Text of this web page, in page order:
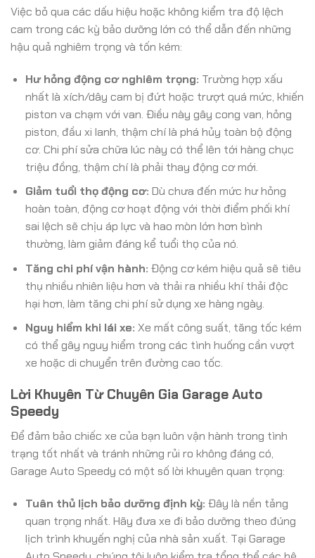
Việc bỏ qua các dấu hiệu hoặc không kiểm tra độ lệch
cam trong các kỳ bảo dưỡng lớn có thể dẫn đến những
hậu quả nghiêm trọng và tốn kém:
Hư hỏng động cơ nghiêm trọng: Trường hợp xấu
nhất là xích/dây cam bị đứt hoặc trượt quá mức, khiến
piston va chạm với van. Điều này gây cong van, hỏng
piston, đầu xi lanh, thậm chí là phá hủy toàn bộ động
cơ. Chi phí sửa chữa lúc này có thể lên tới hàng chục
triệu đồng, thậm chí là phải thay động cơ mới.
Giảm tuổi thọ động cơ: Dù chưa đến mức hư hỏng
hoàn toàn, động cơ hoạt động với thời điểm phối khí
sai lệch sẽ chịu áp lực và hao mòn lớn hơn bình
thường, làm giảm đáng kể tuổi thọ của nó.
Tăng chi phí vận hành: Động cơ kém hiệu quả sẽ tiêu
thụ nhiều nhiên liệu hơn và thải ra nhiều khí thải độc
hại hơn, làm tăng chi phí sử dụng xe hàng ngày.
Nguy hiểm khi lái xe: Xe mất công suất, tăng tốc kém
có thể gây nguy hiểm trong các tình huống cần vượt
xe hoặc di chuyển trên đường cao tốc.
Lời Khuyên Từ Chuyên Gia Garage Auto
Speedy
Để đảm bảo chiếc xe của bạn luôn vận hành trong tình
trạng tốt nhất và tránh những rủi ro không đáng có,
Garage Auto Speedy có một số lời khuyên quan trọng:
Tuân thủ lịch bảo dưỡng định kỳ: Đây là nền tảng
quan trọng nhất. Hãy đưa xe đi bảo dưỡng theo đúng
lịch trình khuyến nghị của nhà sản xuất. Tại Garage